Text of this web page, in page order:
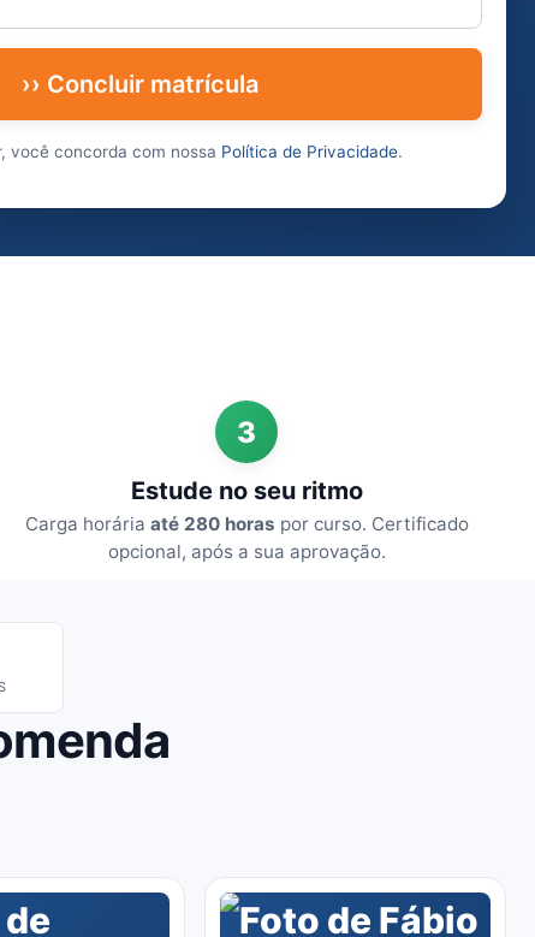
›› Concluir matrícula
você concorda com nossa Política de Privacidade.
3
Estude no seu ritmo
Carga horária até 280 horas por curso. Certificado
opcional, após a sua aprovação.